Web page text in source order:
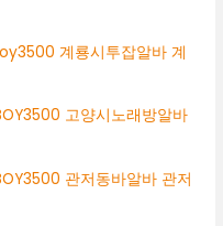
계룡시투잡알바 계
고양시노래방알바
관저동바알바 관저